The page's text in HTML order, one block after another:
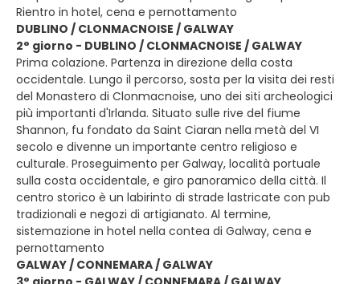
Rientro in hotel, cena e pernottamento
DUBLINO / CLONMACNOISE / GALWAY
2° giorno - DUBLINO / CLONMACNOISE / GALWAY
Prima colazione. Partenza in direzione della costa
occidentale. Lungo il percorso, sosta per la visita dei resti
del Monastero di Clonmacnoise, uno dei siti archeologici
più importanti d'Irlanda. Situato sulle rive del fiume
Shannon, fu fondato da Saint Ciaran nella metà del VI
secolo e divenne un importante centro religioso e
culturale. Proseguimento per Galway, località portuale
sulla costa occidentale, e giro panoramico della città. Il
centro storico è un labirinto di strade lastricate con pub
tradizionali e negozi di artigianato. Al termine,
sistemazione in hotel nella contea di Galway, cena e
pernottamento
GALWAY / CONNEMARA / GALWAY